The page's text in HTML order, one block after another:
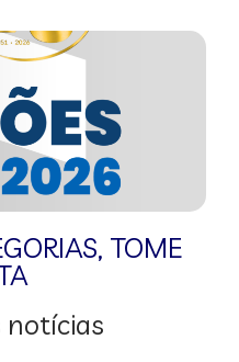
, TOME
notícias